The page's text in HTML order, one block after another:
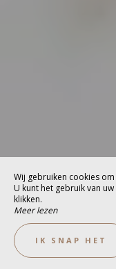
Wij gebruiken cookies
U kunt het gebruik van
klikken.
Meer lezen
IK SNAP HET